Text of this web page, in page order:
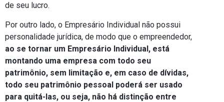
de seu lucro.
Por outro lado, o Empresário Individual não possui
personalidade jurídica, de modo que o empreendedor,
ao se tornar um Empresário Individual, está
montando uma empresa com todo seu
patrimônio, sem limitação e, em caso de dívidas,
todo seu patrimônio pessoal poderá ser usado
para quitá-las, ou seja, não há distinção entre